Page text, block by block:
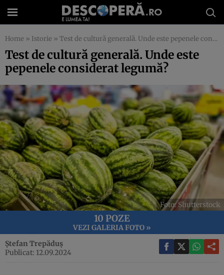
Home » Istorie » Test de cultură generală. Unde este pepenele considerat legumă?
Test de cultură generală. Unde este
pepenele considerat legumă?
Foto: Shutterstock
10 POZE
VEZI GALERIA FOTO »
Ștefan Trepăduș
Publicat: 12.09.2024